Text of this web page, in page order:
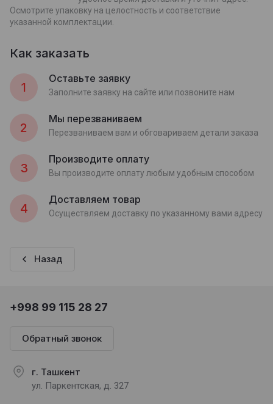
Осмотрите упаковку на целостность и соответствие
указанной комплектации.
Как заказать
1
Оставьте заявку
Заполните заявку на сайте или позвоните нам
2
Мы перезваниваем
Перезваниваем вам и обговариваем детали заказа
3
Производите оплату
Вы производите оплату любым удобным способом
4
Доставляем товар
Осуществляем доставку по указанному вами адресу
Назад
+998 99 115 28 27
Обратный звонок
г. Ташкент
ул. Паркентская, д. 327